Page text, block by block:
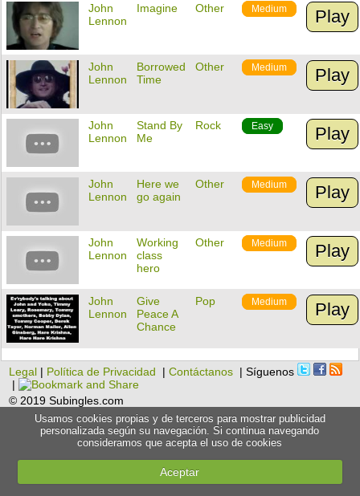
John
Lennon
Imagine Other Medium Play
John
Lennon
Borrowed
Time
Other Medium Play
John
Lennon
Stand By
Me
Rock Easy Play
John
Lennon
Here we
go again
Other Medium Play
John
Lennon
Working
class
hero
Other Medium Play
John
Lennon
Give
Peace A
Chance
Pop Medium Play
Legal | Política de Privacidad |Contáctanos | Síguenos
|
© 2019 Subingles.com
Usamos cookies propias y de terceros para mostrar publicidad
personalizada según su navegación. Si continua navegando
consideramos que acepta el uso de cookies
Aceptar